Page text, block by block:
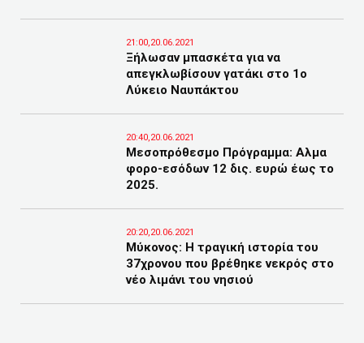
21:00,20.06.2021
Ξήλωσαν μπασκέτα για να
απεγκλωβίσουν γατάκι στο 1ο
Λύκειο Ναυπάκτου
20:40,20.06.2021
Μεσοπρόθεσμο Πρόγραμμα: Αλμα
φορο-εσόδων 12 δις. ευρώ έως το
2025.
20:20,20.06.2021
Μύκονος: Η τραγική ιστορία του
37χρονου που βρέθηκε νεκρός στο
νέο λιμάνι του νησιού